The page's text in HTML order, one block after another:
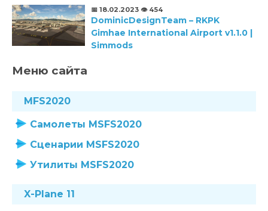
📅 18.02.2023 👁️ 454
DominicDesignTeam – RKPK
Gimhae International Airport v1.1.0 |
Simmods
Меню сайта
MFS2020
Самолеты MSFS2020
Сценарии MSFS2020
Утилиты MSFS2020
X-Plane 11